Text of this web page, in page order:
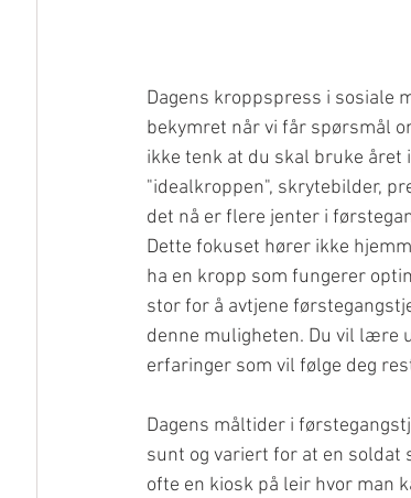
Dagens kroppspress i sosiale
bekymret når vi får spørsmål
ikke tenk at du skal bruke året
"idealkroppen", skrytebilder,
det nå er flere jenter i
Dette fokuset hører ikke
ha en kropp som fungerer
stor for å avtjene
denne muligheten. Du vil lære
erfaringer som vil følge deg
Dagens måltider i
sunt og variert for at en soldat
ofte en kiosk på leir hvor man